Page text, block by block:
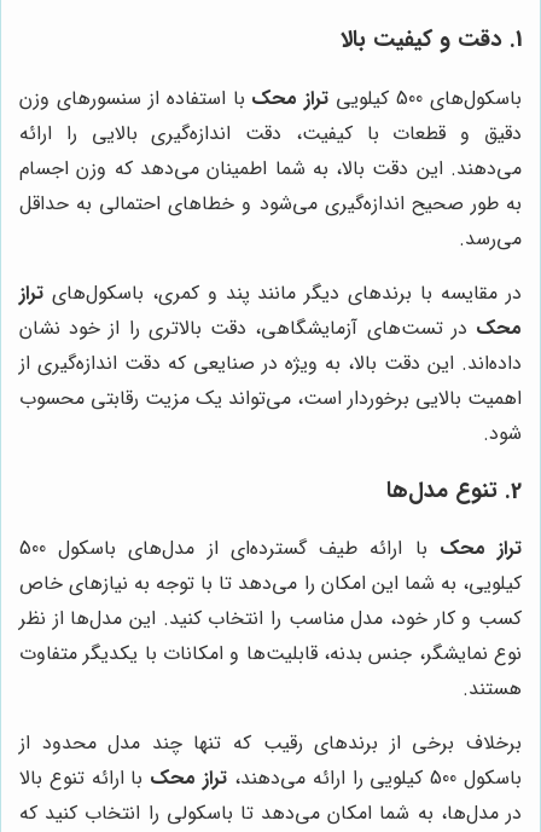
1. دقت و کیفیت بالا
باسکول‌های 500 کیلویی تراز محک با استفاده از سنسورهای وزن
دقیق و قطعات با کیفیت، دقت اندازه‌گیری بالایی را ارائه
می‌دهند. این دقت بالا، به شما اطمینان می‌دهد که وزن اجسام
به طور صحیح اندازه‌گیری می‌شود و خطاهای احتمالی به حداقل
می‌رسد.
در مقایسه با برندهای دیگر مانند پند و کمری، باسکول‌های تراز
محک در تست‌های آزمایشگاهی، دقت بالاتری را از خود نشان
داده‌اند. این دقت بالا، به ویژه در صنایعی که دقت اندازه‌گیری از
اهمیت بالایی برخوردار است، می‌تواند یک مزیت رقابتی محسوب
شود.
2. تنوع مدل‌ها
تراز محک
با ارائه طیف گسترده‌ای از مدل‌های باسکول 500
کیلویی، به شما این امکان را می‌دهد تا با توجه به نیازهای خاص
کسب و کار خود، مدل مناسب را انتخاب کنید. این مدل‌ها از نظر
نوع نمایشگر، جنس بدنه، قابلیت‌ها و امکانات با یکدیگر متفاوت
هستند.
برخلاف برخی از برندهای رقیب که تنها چند مدل محدود از
باسکول 500 کیلویی را ارائه می‌دهند،
تراز محک با ارائه تنوع بالا
در مدل‌ها، به شما امکان می‌دهد تا باسکولی را انتخاب کنید که